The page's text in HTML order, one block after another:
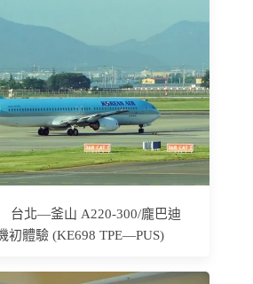
台北—釜山 A220-300/龐巴迪
初體驗 (KE698 TPE—PUS)